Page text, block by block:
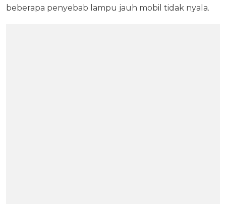
beberapa penyebab lampu jauh mobil tidak nyala.